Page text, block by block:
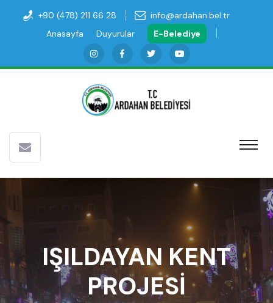
+90 (478) 211 66 28
info@ardahan.bel.tr
Anasayfa
Duyurular E-Belediye
IŞILDAYAN KENT
PROJESİ